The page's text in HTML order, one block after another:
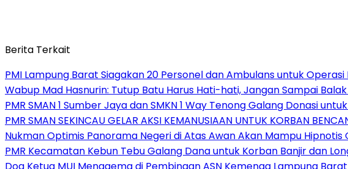
Berita Terkait
PMI Lampung Barat Siagakan 20 Personel dan Ambulans untuk
Wabup Mad Hasnurin: Tutup Batu Harus Hati-hati, Jangan Sampai
PMR SMAN 1 Sumber Jaya dan SMKN 1 Way Tenong Galang Donasi
PMR SMAN SEKINCAU GELAR AKSI KEMANUSIAAN UNTUK KORBAN
Nukman Optimis Panorama Negeri di Atas Awan Akan Mampu Hipnotis
PMR Kecamatan Kebun Tebu Galang Dana untuk Korban Banjir dan
Doa Ketua MUI Menggema di Pembinaan ASN Kemenag Lampung Barat